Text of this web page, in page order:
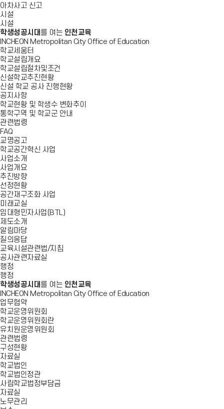
아차사고 신고
시설
시설
학생성공시대 를 여는 인천교육
INCHEON Metropolitan City Office of Education
학교세움터
학교설립개요
학교설립절차및조건
신설학교추진현황
신설 학교 공사 진행현황
공지사항
학교현황 및 학생수 변화추이
통학구역 및 학교군 안내
관련법령
FAQ
교명공고
학교공간혁신 사업
사업소개
사업개요
추진방향
선정현황
공간재구조화 사업
미래교실
임대형민자사업(BTL)
제도소개
알림마당
질의응답
교육시설관련법/지침
공사관련자료실
행정
행정
학생성공시대 를 여는 인천교육
INCHEON Metropolitan City Office of Education
업무협약
학교운영위원회
학교운영위원회란
유치원운영위원회
관련법령
구성현황
자료실
학교법인
학교법인정관
사립학교법정부담금
자료실
노무관리